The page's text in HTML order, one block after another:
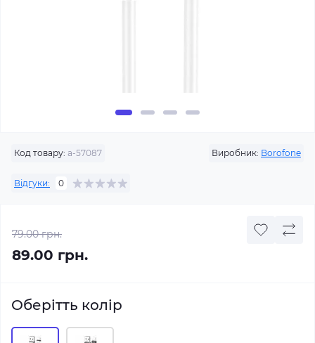
Код товару: a-57087 Виробник: Borofone
Відгуки: 0
79.00 грн.
89.00 грн.
Оберітть колір